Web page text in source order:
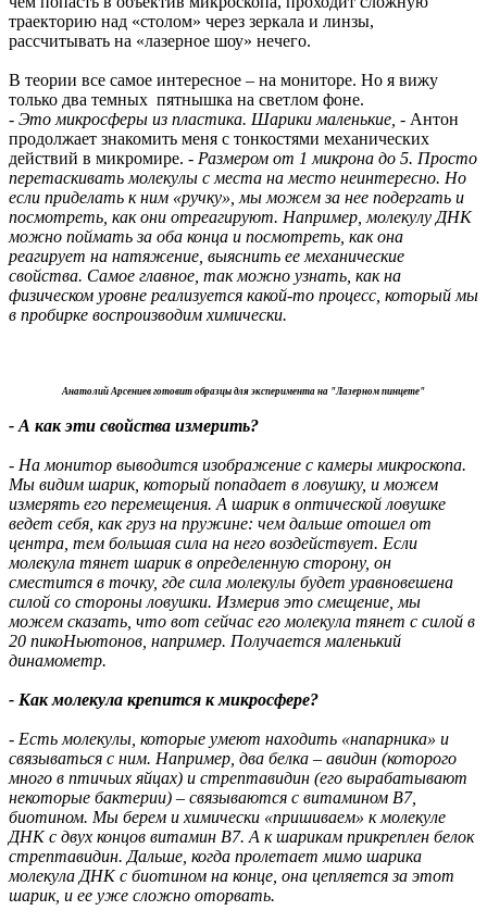
траекторию над «столом» через зеркала и линзы,
рассчитывать на «лазерное шоу» нечего.
В теории все самое интересное – на мониторе. Но я вижу
только два темных пятнышка на светлом фоне.
- Это микросферы из пластика. Шарики маленькие, - Антон
продолжает знакомить меня с тонкостями механических
действий в микромире. - Размером от 1 микрона до 5. Просто
перетаскивать молекулы с места на место неинтересно. Но
если приделать к ним «ручку», мы можем за нее подергать и
посмотреть, как они отреагируют. Например, молекулу ДНК
можно поймать за оба конца и посмотреть, как она
реагирует на натяжение, выяснить ее механические
свойства. Самое главное, так можно узнать, как на
физическом уровне реализуется какой-то процесс, который мы
в пробирке воспроизводим химически.
Анатолий Арсениев готовит образцы для эксперимента на "Лазерном пинцете"
- А как эти свойства измерить?
- На монитор выводится изображение с камеры микроскопа.
Мы видим шарик, который попадает в ловушку, и можем
измерять его перемещения. А шарик в оптической ловушке
ведет себя, как груз на пружине: чем дальше отошел от
центра, тем большая сила на него воздействует. Если
молекула тянет шарик в определенную сторону, он
сместится в точку, где сила молекулы будет уравновешена
силой со стороны ловушки. Измерив это смещение, мы
можем сказать, что вот сейчас его молекула тянет с силой в
20 пикоНьютонов, например. Получается маленький
динамометр.
- Как молекула крепится к микросфере?
- Есть молекулы, которые умеют находить «напарника» и
связываться с ним. Например, два белка – авидин (которого
много в птичьих яйцах) и стрептавидин (его вырабатывают
некоторые бактерии) – связываются с витамином В7,
биотином. Мы берем и химически «пришиваем» к молекуле
ДНК с двух концов витамин В7. А к шарикам прикреплен белок
стрептавидин. Дальше, когда пролетает мимо шарика
молекула ДНК с биотином на конце, она цепляется за этот
шарик, и ее уже сложно оторвать.